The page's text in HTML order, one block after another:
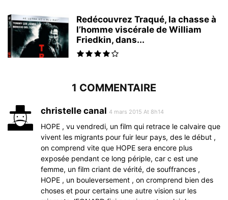
Redécouvrez Traqué, la chasse à
l’homme viscérale de William
Friedkin, dans...
1 COMMENTAIRE
christelle canal 4 mars 2015 At 8h14
HOPE , vu vendredi, un film qui retrace le calvaire que
vivent les migrants pour fuir leur pays, des le début ,
on comprend vite que HOPE sera encore plus
exposée pendant ce long périple, car c est une
femme, un film criant de vérité, de souffrances ,
HOPE , un bouleversement , on cromprend bien des
choses et pour certains une autre vision sur les